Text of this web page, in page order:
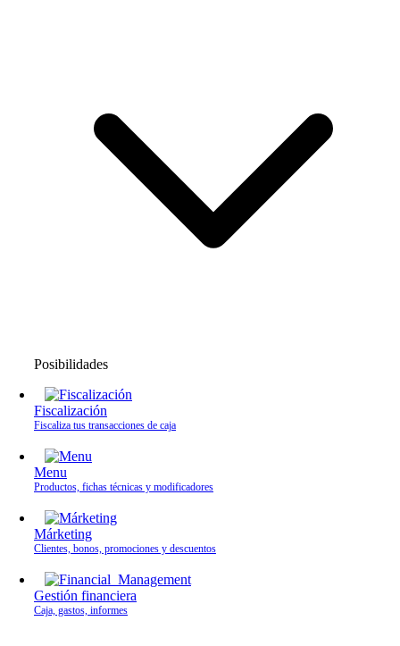
Posibilidades
Fiscalización
Fiscaliza tus transacciones de caja
Menu
Productos, fichas técnicas y modificadores
Márketing
Clientes, bonos, promociones y descuentos
Gestión financiera
Caja, gastos, informes